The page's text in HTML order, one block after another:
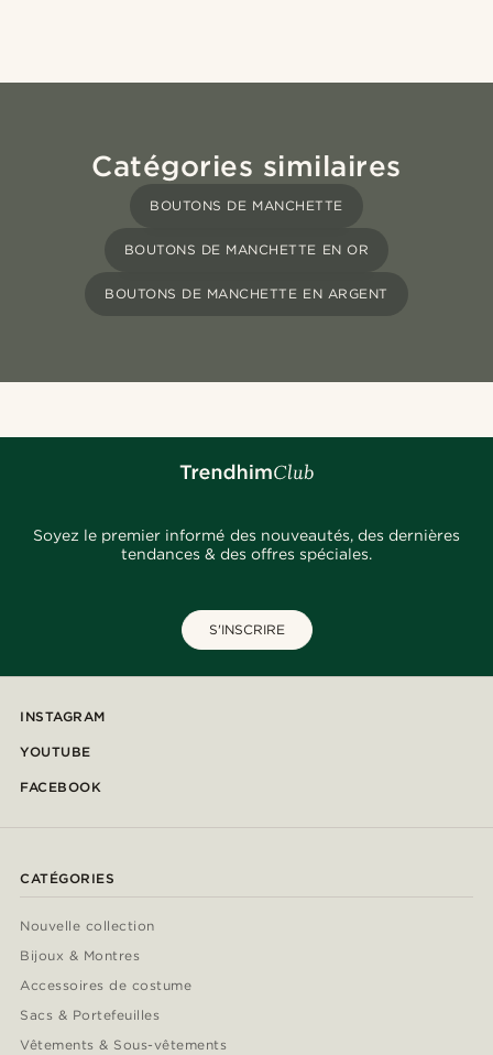
Catégories similaires
BOUTONS DE MANCHETTE
BOUTONS DE MANCHETTE EN OR
BOUTONS DE MANCHETTE EN ARGENT
Soyez le premier informé des nouveautés, des dernières
tendances & des offres spéciales.
S'INSCRIRE
INSTAGRAM
YOUTUBE
FACEBOOK
CATÉGORIES
Nouvelle collection
Bijoux & Montres
Accessoires de costume
Sacs & Portefeuilles
Vêtements & Sous-vêtements